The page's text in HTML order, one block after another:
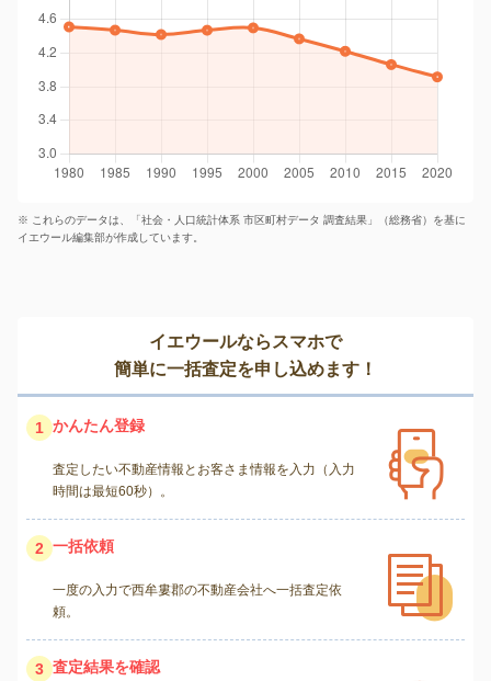
※ これらのデータは、「社会・人口統計体系 市区町村データ 調査結果」（総務省）を基に
イエウール編集部が作成しています。
イエウールならスマホで
簡単に一括査定を申し込めます！
1 かんたん登録
査定したい不動産情報とお客さま情報を入力（入力
時間は最短60秒）。
2 一括依頼
一度の入力で西牟婁郡の不動産会社へ一括査定依
頼。
3 査定結果を確認